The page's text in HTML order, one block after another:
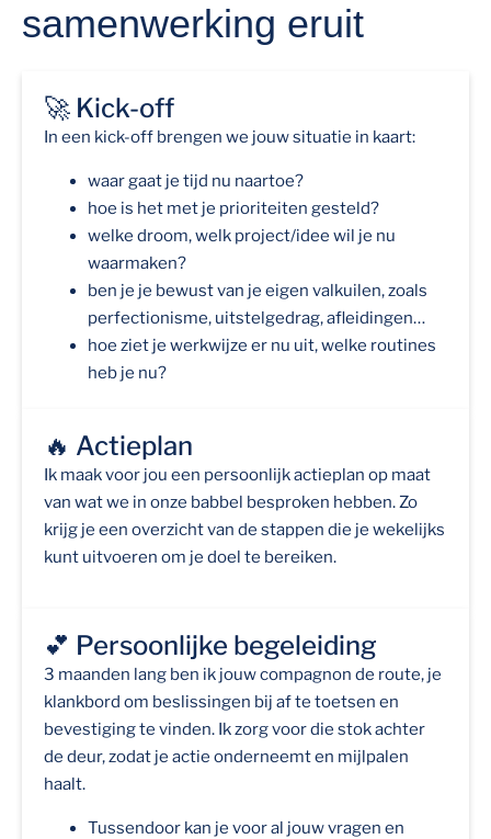
samenwerking eruit
🚀 Kick-off
In een kick-off brengen we jouw situatie in kaart:
waar gaat je tijd nu naartoe?
hoe is het met je prioriteiten gesteld?
welke droom, welk project/idee wil je nu
waarmaken?
ben je je bewust van je eigen valkuilen, zoals
perfectionisme, uitstelgedrag, afleidingen…
hoe ziet je werkwijze er nu uit, welke routines
heb je nu?
🔥 Actieplan
Ik maak voor jou een persoonlijk actieplan op maat
van wat we in onze babbel besproken hebben. Zo
krijg je een overzicht van de stappen die je wekelijks
kunt uitvoeren om je doel te bereiken.
💕 Persoonlijke begeleiding
3 maanden lang ben ik jouw compagnon de route, je
klankbord om beslissingen bij af te toetsen en
bevestiging te vinden. Ik zorg voor die stok achter
de deur, zodat je actie onderneemt en mijlpalen
haalt.
Tussendoor kan je voor al jouw vragen en